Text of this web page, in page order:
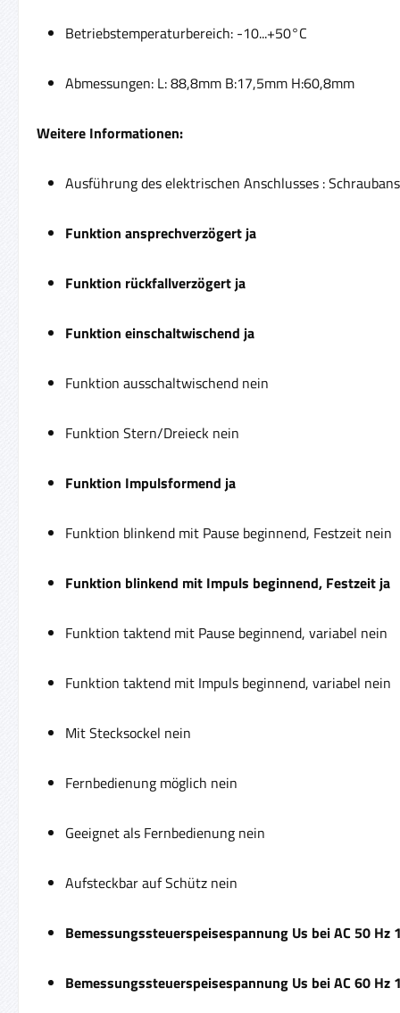
Betriebstemperaturbereich: -10...+50°C
Abmessungen: L: 88,8mm B:17,5mm H:60,8mm
Weitere Informationen:
Ausführung des elektrischen Anschlusses :
Funktion ansprechverzögert ja
Funktion rückfallverzögert ja
Funktion einschaltwischend ja
Funktion ausschaltwischend nein
Funktion Stern/Dreieck nein
Funktion Impulsformend ja
Funktion blinkend mit Pause beginnend, Festzeit nein
Funktion blinkend mit Impuls beginnend, Festzeit ja
Funktion taktend mit Pause beginnend, variabel nein
Funktion taktend mit Impuls beginnend, variabel nein
Mit Stecksockel nein
Fernbedienung möglich nein
Geeignet als Fernbedienung nein
Aufsteckbar auf Schütz nein
Bemessungssteuerspeisespannung Us bei AC 50 Hz
Bemessungssteuerspeisespannung Us bei AC 60 Hz